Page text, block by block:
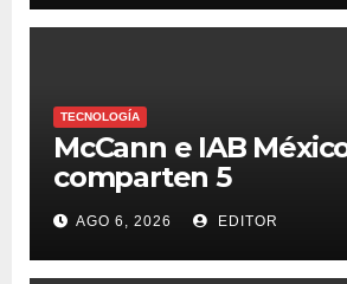
TECNOLOGÍA
McCann e IAB
comparten 5
macrotendencias en
industria del
publicidad
AGO 6, 2026 EDITOR